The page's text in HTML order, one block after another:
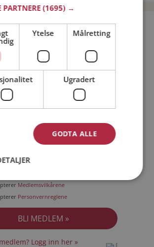
medlem gratis!
Mann Kvinne
Medlemsvilkårene
Personvernreglene
Logg inn her »
PARTNERE(1695) →
Ytelse Målretting
Ugradert
GODTA ALLE